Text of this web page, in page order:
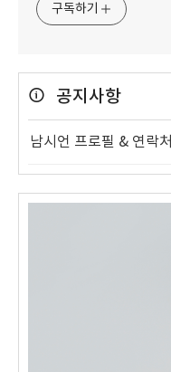
구독하기
공지사항
남시언 프로필 & 연락처